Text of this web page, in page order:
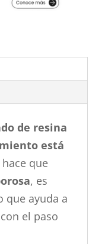
de resina
está
que
, es
que ayuda a
el paso